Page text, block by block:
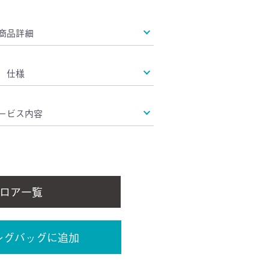
品詳細
仕様
ビス内容
ア一覧
グバッグに追加